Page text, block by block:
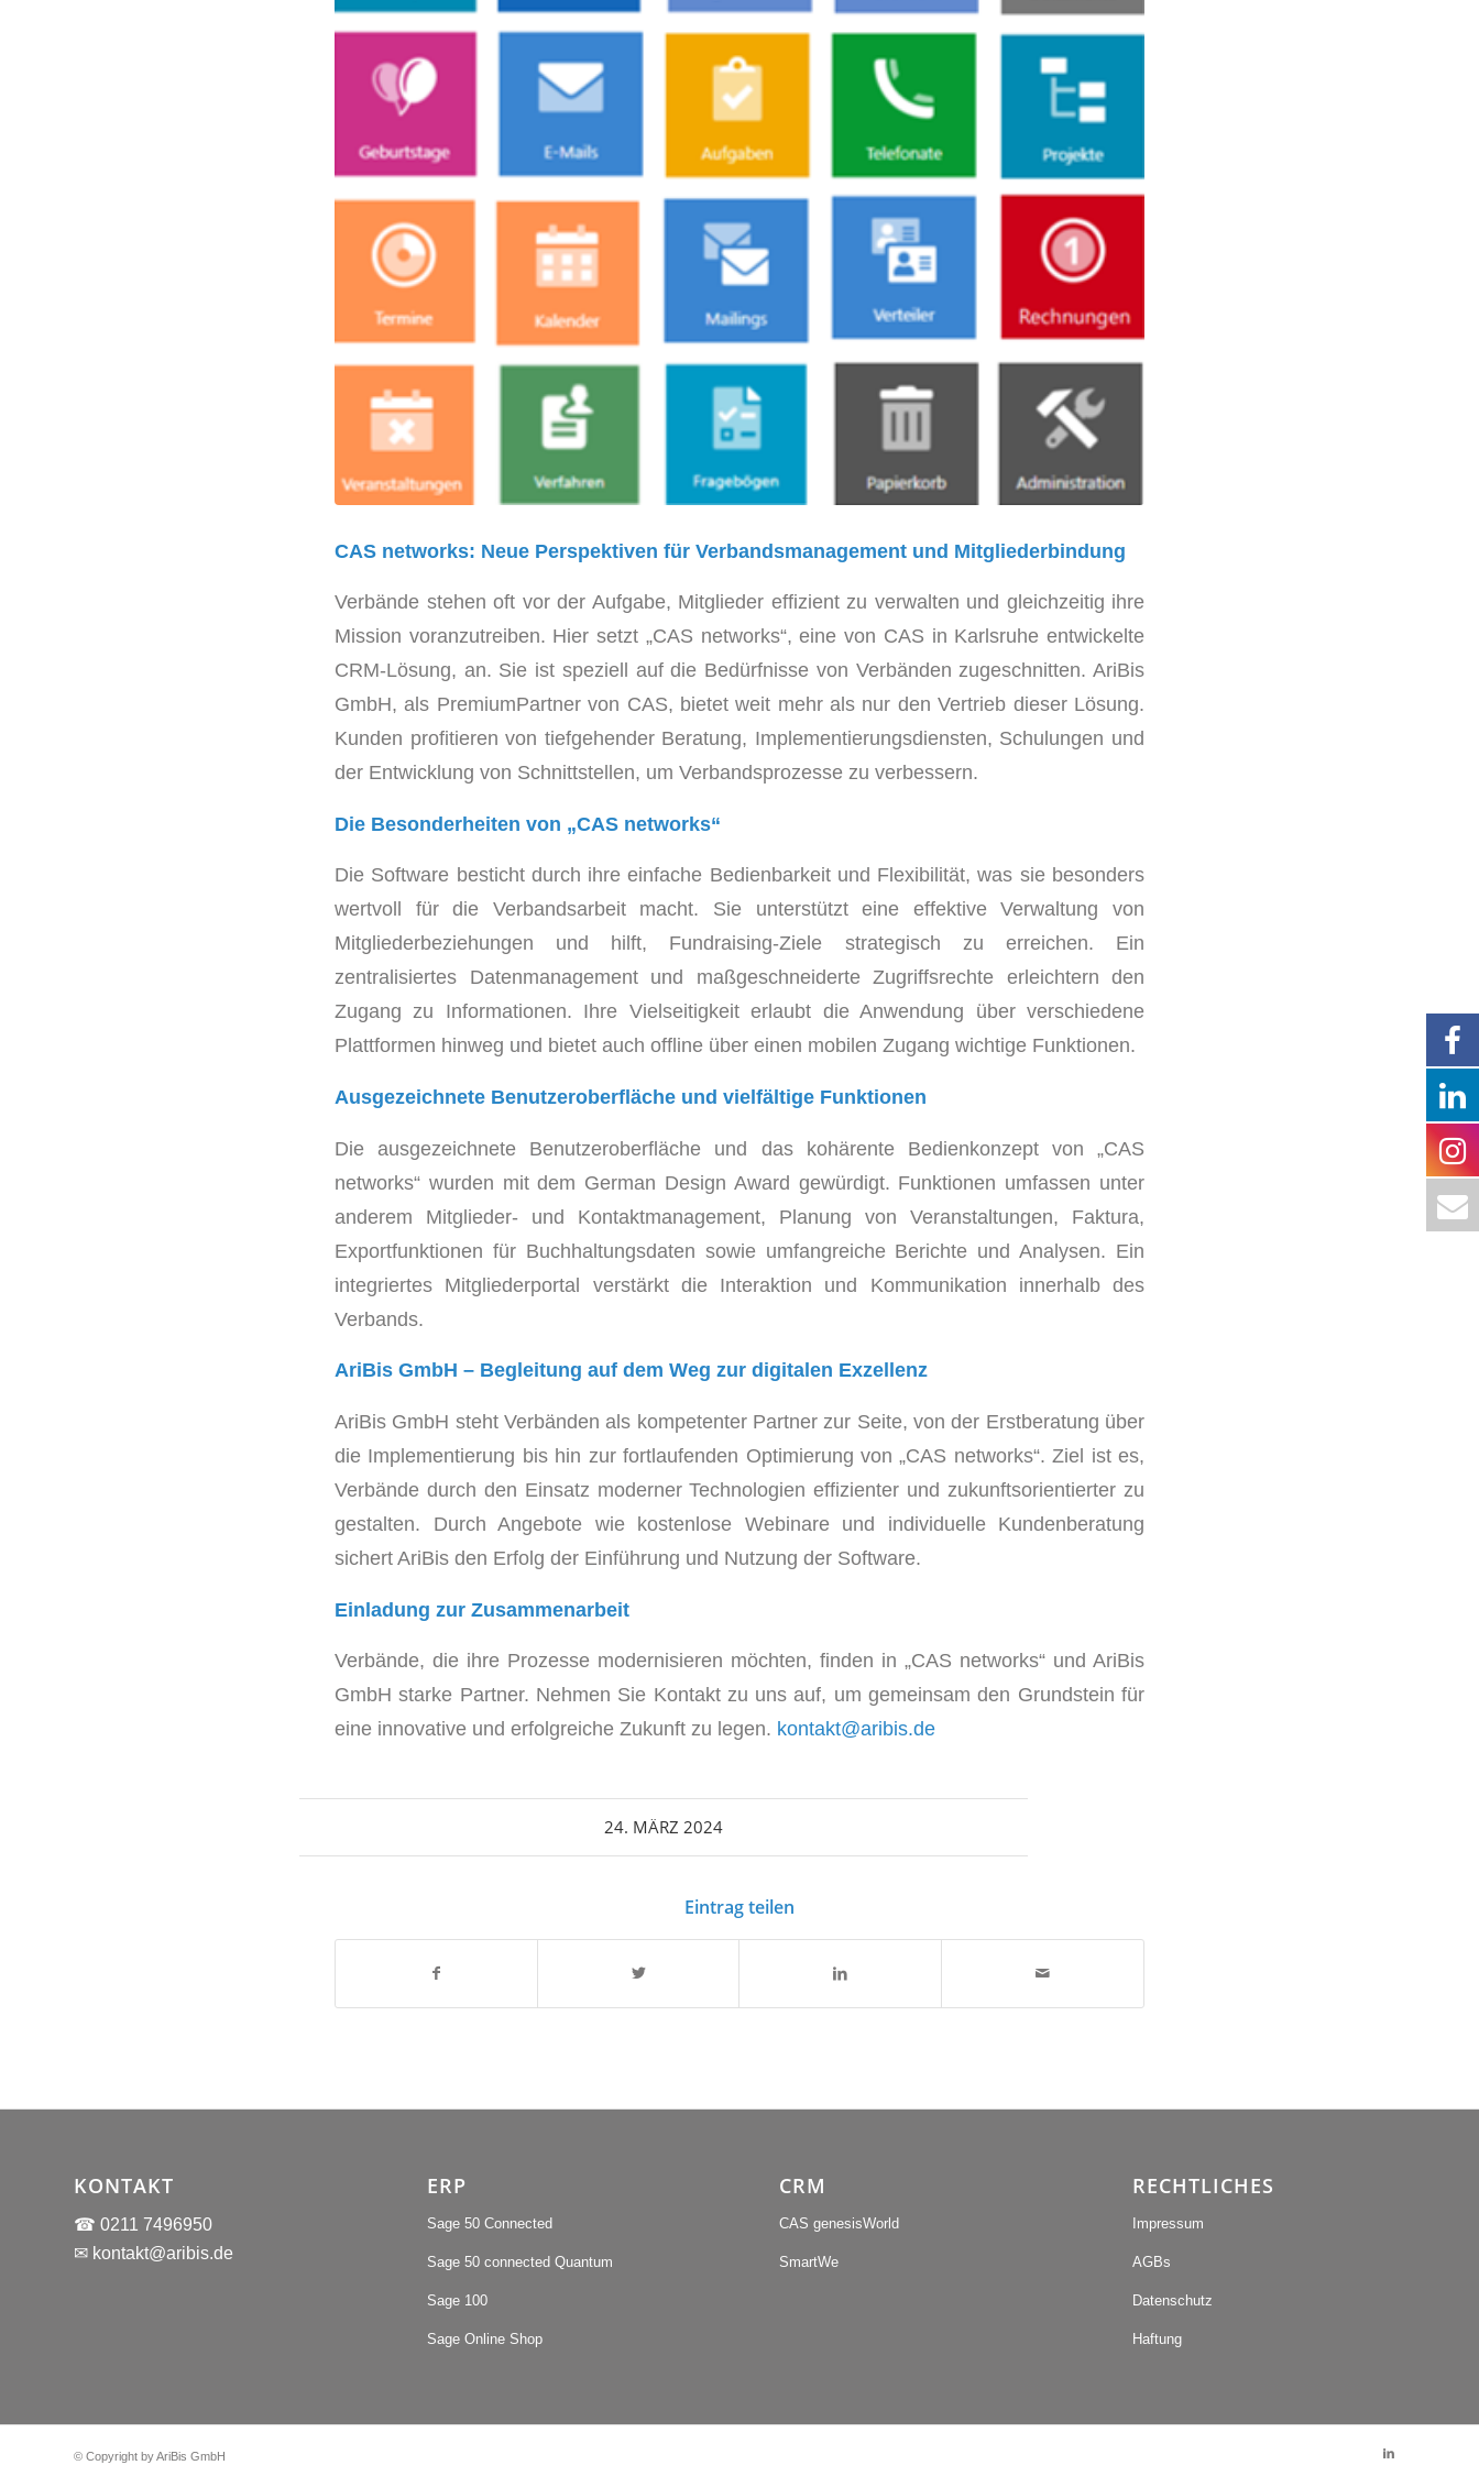
CAS networks: Neue Perspektiven für Verbandsmanagement und Mitgliederbindung
Verbände stehen oft vor der Aufgabe, Mitglieder effizient zu verwalten und gleichzeitig ihre
Mission voranzutreiben. Hier setzt „CAS networks“, eine von CAS in Karlsruhe entwickelte
CRM-Lösung, an. Sie ist speziell auf die Bedürfnisse von Verbänden zugeschnitten. AriBis
GmbH, als PremiumPartner von CAS, bietet weit mehr als nur den Vertrieb dieser Lösung.
Kunden profitieren von tiefgehender Beratung, Implementierungsdiensten, Schulungen und
der Entwicklung von Schnittstellen, um Verbandsprozesse zu verbessern.
Die Besonderheiten von „CAS networks“
Die Software besticht durch ihre einfache Bedienbarkeit und Flexibilität, was sie besonders
wertvoll für die Verbandsarbeit macht. Sie unterstützt eine effektive Verwaltung von
Mitgliederbeziehungen und hilft, Fundraising-Ziele strategisch zu erreichen. Ein
zentralisiertes Datenmanagement und maßgeschneiderte Zugriffsrechte erleichtern den
Zugang zu Informationen. Ihre Vielseitigkeit erlaubt die Anwendung über verschiedene
Plattformen hinweg und bietet auch offline über einen mobilen Zugang wichtige Funktionen.
Ausgezeichnete Benutzeroberfläche und vielfältige Funktionen
Die ausgezeichnete Benutzeroberfläche und das kohärente Bedienkonzept von „CAS
networks“ wurden mit dem German Design Award gewürdigt. Funktionen umfassen unter
anderem Mitglieder- und Kontaktmanagement, Planung von Veranstaltungen, Faktura,
Exportfunktionen für Buchhaltungsdaten sowie umfangreiche Berichte und Analysen. Ein
integriertes Mitgliederportal verstärkt die Interaktion und Kommunikation innerhalb des
Verbands.
AriBis GmbH – Begleitung auf dem Weg zur digitalen Exzellenz
AriBis GmbH steht Verbänden als kompetenter Partner zur Seite, von der Erstberatung über
die Implementierung bis hin zur fortlaufenden Optimierung von „CAS networks“. Ziel ist es,
Verbände durch den Einsatz moderner Technologien effizienter und zukunftsorientierter zu
gestalten. Durch Angebote wie kostenlose Webinare und individuelle Kundenberatung
sichert AriBis den Erfolg der Einführung und Nutzung der Software.
Einladung zur Zusammenarbeit
Verbände, die ihre Prozesse modernisieren möchten, finden in „CAS networks“ und AriBis
GmbH starke Partner. Nehmen Sie Kontakt zu uns auf, um gemeinsam den Grundstein für
eine innovative und erfolgreiche Zukunft zu legen. kontakt@aribis.de
24. MÄRZ 2024
Eintrag teilen
KONTAKT
☎ 0211 7496950
✉ kontakt@aribis.de
ERP
Sage 50 Connected
Sage 50 connected Quantum
Sage 100
Sage Online Shop
CRM
CAS genesisWorld
SmartWe
RECHTLICHES
Impressum
AGBs
Datenschutz
Haftung
© Copyright by AriBis GmbH